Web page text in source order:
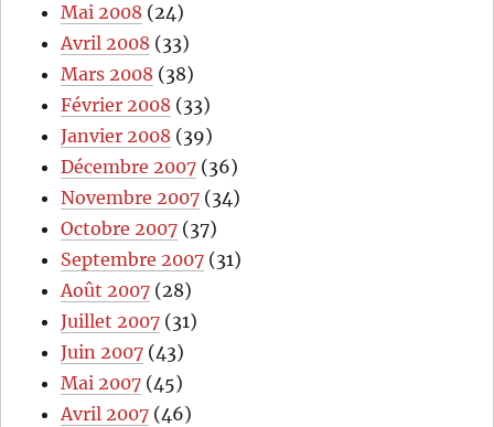
Mai 2008 (24)
Avril 2008 (33)
Mars 2008 (38)
Février 2008 (33)
Janvier 2008 (39)
Décembre 2007 (36)
Novembre 2007 (34)
Octobre 2007 (37)
Septembre 2007 (31)
Août 2007 (28)
Juillet 2007 (31)
Juin 2007 (43)
Mai 2007 (45)
Avril 2007 (46)